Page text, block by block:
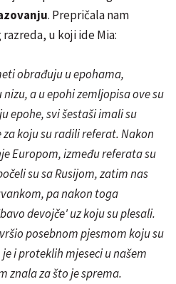
. Prepričala nam
u koji ide Mia:
obrađuju u epohama,
a u epohi zemljopisa ove su
epohe, svi šestaši imali su
koju su radili referat. Nakon
Europom, između referata su
su sa Rusijom, zatim nas
pa nakon toga
devojče' uz koju su plesali.
posebnom pjesmom koju su
i proteklih mjeseci u našem
znala za što je sprema.